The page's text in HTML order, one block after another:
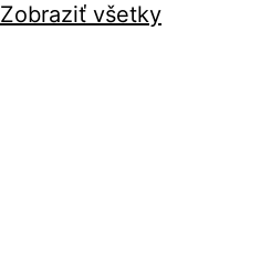
Zobraziť všetky